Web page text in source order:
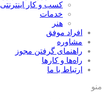
كسب و كار اينترنتی
خدمات
هنر
افراد موفق
مشاوره
راهنمای گرفتن مجوز
راه‌ها و كارها
ارتباط با ما
منو